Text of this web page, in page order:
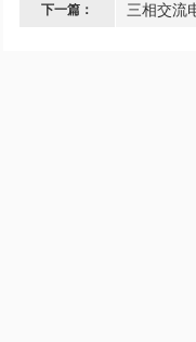
下一篇： 三相交流